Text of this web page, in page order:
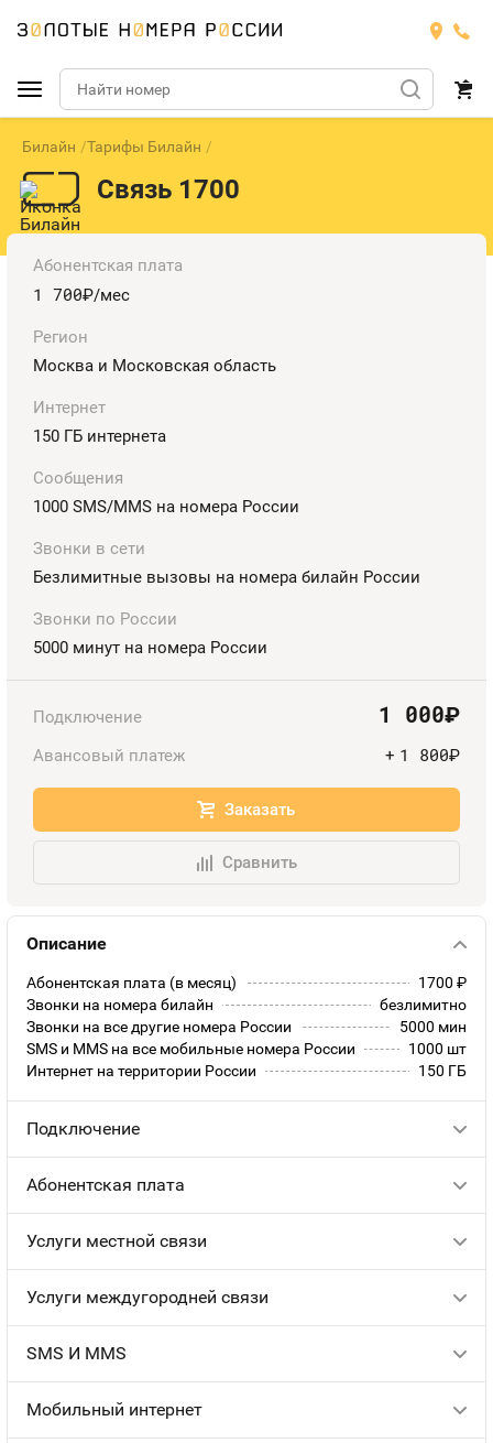
Подобрать номер
МТС
МТС
Номера
Билайн
Тарифы
МЕГАФОН
Тарифы
Номера
Теле2
Тарифы
Йота
ЙОТА
Номера
Продать номер
Контакты
Билайн Тарифы Билайн
Связь 1700
Абонентская плата
1 700руб./мес
Регион
Москва и Московская область
Интернет
150 ГБ интернета
Сообщения
1000 SMS/MMS на номера России
Звонки в сети
Безлимитные вызовы на номера билайн России
Звонки по России
5000 минут на номера России
Подключение 1 000руб.
Авансовый платеж + 1 800руб.
Заказать
Сравнить
Описание
Абонентская плата (в месяц) 1700 руб.
Звонки на номера билайн
безлимитно
Звонки на все другие номера России
5000 мин
SMS и MMS на все мобильные номера России
1000 шт
Интернет на территории России
150 ГБ
Подключение
Абонентская плата
Услуги местной связи
Услуги междугородней связи
SMS И MMS
Мобильный интернет